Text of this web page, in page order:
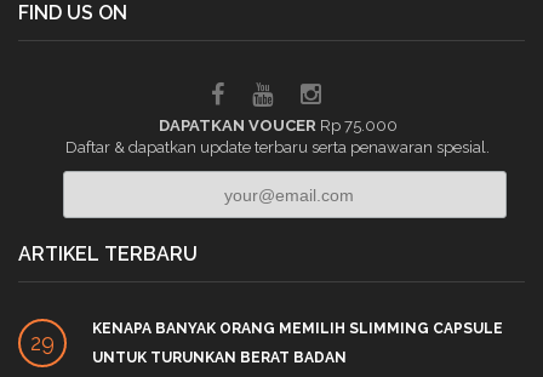
FIND US ON
DAPATKAN VOUCER Rp 75.000
Daftar & dapatkan update terbaru serta penawaran spesial.
ARTIKEL TERBARU
29
KENAPA BANYAK ORANG MEMILIH SLIMMING CAPSULE
UNTUK TURUNKAN BERAT BADAN